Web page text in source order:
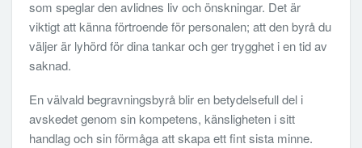
som speglar den avlidnes liv och önskningar. Det är
viktigt att känna förtroende för personalen; att den byrå du
väljer är lyhörd för dina tankar och ger trygghet i en tid av
saknad.
En välvald begravningsbyrå blir en betydelsefull del i
avskedet genom sin kompetens, känsligheten i sitt
handlag och sin förmåga att skapa ett fint sista minne.